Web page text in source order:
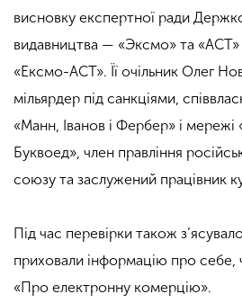
висновку експертної ради
видавництва — «Эксмо» та
«Ексмо-АСТ». Її очільник Олег
мільярдер під санкціями,
«Манн, Іванов і Фербер» і
Буквоед», член правління
союзу та заслужений працівник
Під час перевірки також
приховали інформацію про
«Про електронну комерцію».